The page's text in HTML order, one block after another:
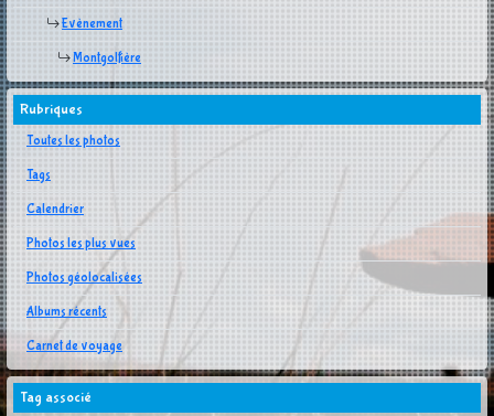
Evènement
Montgolfière
Rubriques
Toutes les photos
Tags
Calendrier
Photos les plus vues
Photos géolocalisées
Albums récents
Carnet de voyage
Tag associé